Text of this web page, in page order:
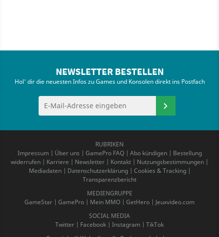
NEWSLETTER BESTELLEN
Hol' dir die neuesten Infos zu Games und Konsolen direkt ins Postfach
RUBRIKEN
Impressum| Über uns GamePro FAQ| Abo kündigen| Bestellung
widerrufen
Karriere Newsletter Kontakt Nutzungsbestimmungen
Mediadaten| Datenschutzerklärung| Cookies & Tracking|
Transparenzbericht
MEDIENGRUPPE
GameStar
GamePro Mein MMO GetHero
Jeuxvideo.com
SOCIAL MEDIA
Twitter
Facebook Instagram
TikTok